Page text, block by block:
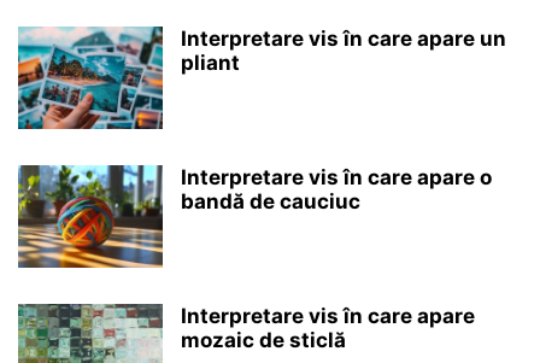
Interpretare vis în care apare un
pliant
Interpretare vis în care apare o
bandă de cauciuc
Interpretare vis în care apare
mozaic de sticlă